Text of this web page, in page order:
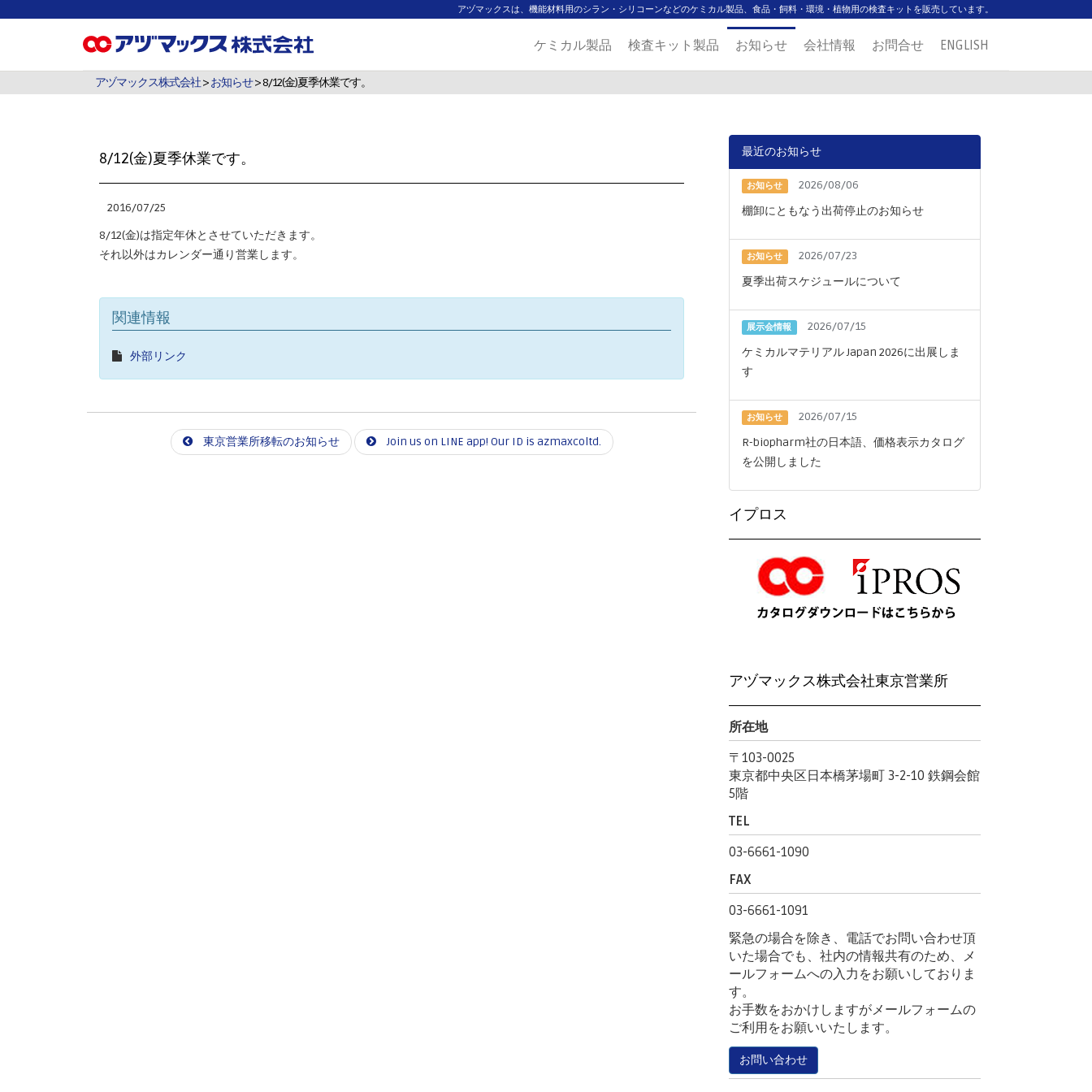
アヅマックスは、機能材料用のシラン・シリコーンなどのケミカル製品、食品・飼料・環境・植物用の検査キットを販売しています。
ケミカル製品 検査キット製品 お知らせ 会社情報 お問合せ ENGLISH
アヅマックス株式会社>お知らせ> 8/12(金)夏季休業です。
8/12(金)夏季休業です。
2016/07/25
8/12(金)は指定年休とさせていただきます。
それ以外はカレンダー通り営業します。
関連情報
外部リンク
東京営業所移転のお知らせ Join us on LINE app! Our ID is azmaxcoltd.
最近のお知らせ
お知らせ
2026/08/06
棚卸にともなう出荷停止のお知らせ
お知らせ
2026/07/23
夏季出荷スケジュールについて
展示会情報
2026/07/15
ケミカルマテリアル Japan 2026に出展しま
す
お知らせ
2026/07/15
R-biopharm社の日本語、価格表示カタログ
を公開しました
イプロス
アヅマックス株式会社東京営業所
所在地
〒103-0025
東京都中央区日本橋茅場町 3-2-10 鉄鋼会館
5階
TEL
03-6661-1090
FAX
03-6661-1091
緊急の場合を除き、電話でお問い合わせ頂
いた場合でも、社内の情報共有のため、メ
ールフォームへの入力をお願いしておりま
す。
お手数をおかけしますがメールフォームの
ご利用をお願いいたします。
お問い合わせ